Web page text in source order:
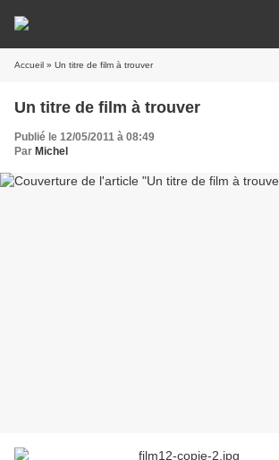
Accueil » Un titre de film à trouver
Un titre de film à trouver
Publié le 12/05/2011 à 08:49
Par Michel